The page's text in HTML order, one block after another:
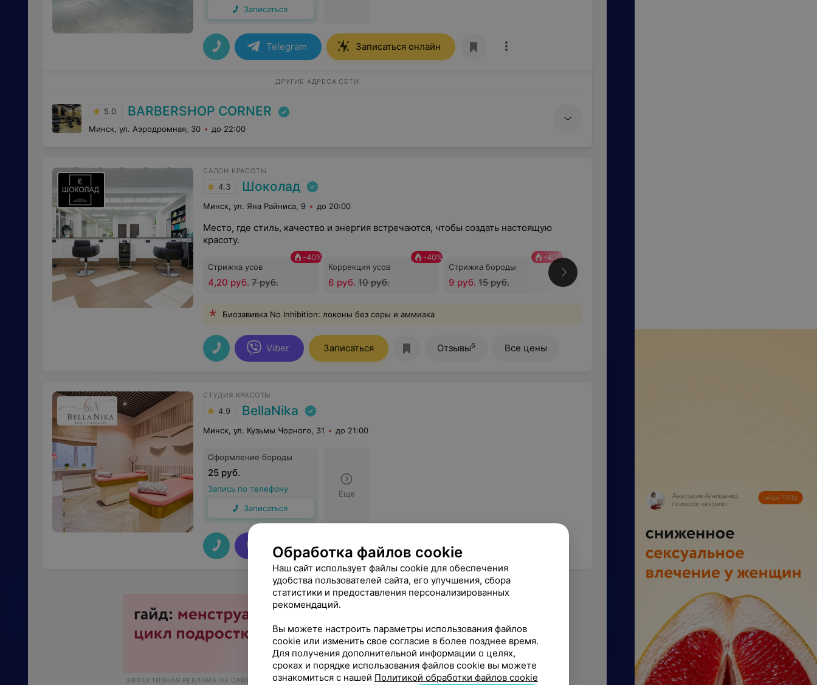
Записаться
Telegram Записаться онлайн
ДРУГИЕ АДРЕСА СЕТИ
5.0 BARBERSHOP CORNER
Минск, ул. Аэродромная, 30 до 22:00
САЛОН КРАСОТЫ
4.3 Шоколад
Минск, ул. Яна Райниса, 9 до 20:00
Место, где стиль, качество и энергия встречаются, чтобы создать настоящую
красоту.
Стрижка усов
-40%
4,20 руб. 7 руб.
Коррекция усов
-40%
6 руб. 10 руб.
Стрижка бороды
-40%
9 руб. 15 руб.
Коррекция бороды
18 руб.
Биозавивка No Inhibition: локоны без серы и аммиака
Viber Записаться Отзывы6 Все цены
СТУДИЯ КРАСОТЫ
4.9 BellaNika
Минск, ул. Кузьмы Чорного, 31 до 21:00
Оформление бороды
25 руб.
Запись по телефону
Записаться
Еще
Viber Записаться онлайн
ЭФФЕКТИВНАЯ РЕКЛАМА НА САЙТЕ
Обработка файлов cookie
Наш сайт использует файлы cookie для обеспечения
удобства пользователей сайта, его улучшения, сбора
статистики и предоставления персонализированных
рекомендаций.
Вы можете настроить параметры использования файлов
cookie или изменить свое согласие в более позднее время.
Для получения дополнительной информации о целях,
сроках и порядке использования файлов cookie вы можете
ознакомиться с нашей Политикой обработки файлов cookie